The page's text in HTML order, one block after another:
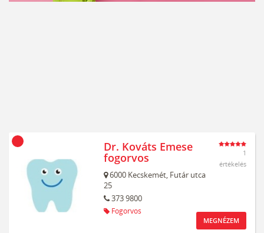
Dr. Kováts Emese
fogorvos
6000 Kecskemét, Futár utca
25
373 9800
Fogorvos
1
értékelés
MEGNÉZEM